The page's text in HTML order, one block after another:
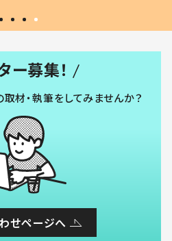
ー募集！
材・執筆をしてみませんか？
せページへ